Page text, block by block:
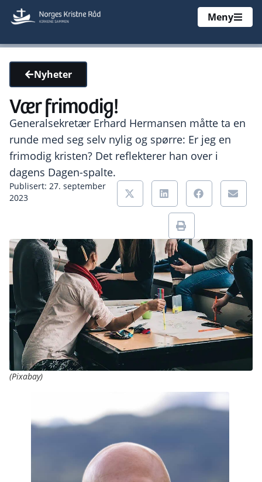
Meny
Nyheter
Vær frimodig!
Generalsekretær Erhard Hermansen måtte ta en
runde med seg selv nylig og spørre: Er jeg en
frimodig kristen? Det reflekterer han over i
dagens Dagen-spalte.
Publisert: 27. september
2023
(Pixabay)